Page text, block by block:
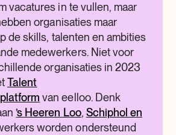
vacatures in te vullen, maar
organisaties maar
de skills, talenten en ambities
medewerkers. Niet voor
organisaties in 2023
Talent
van eelloo. Denk
’s Heeren Loo, Schiphol en
worden ondersteund